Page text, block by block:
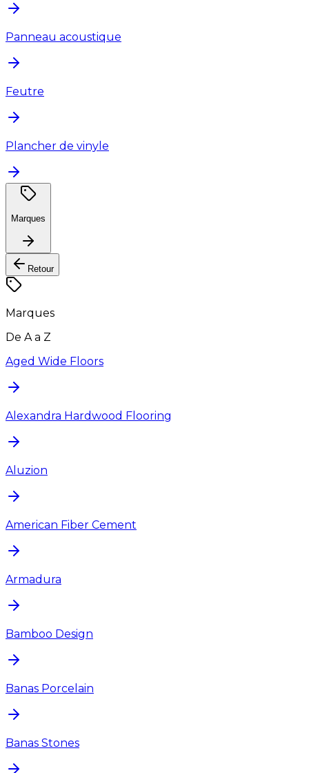
Panneau acoustique
Feutre
Plancher de vinyle
Marques
Retour
Marques
De A a Z
Aged Wide Floors
Alexandra Hardwood Flooring
Aluzion
American Fiber Cement
Armadura
Bamboo Design
Banas Porcelain
Banas Stones